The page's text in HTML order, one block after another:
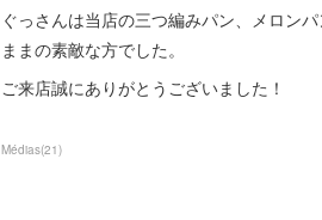
ぐっさんは当店の三つ編みパン、メロン
ままの素敵な方でした。
ご来店誠にありがとうございました！
Médias(21)